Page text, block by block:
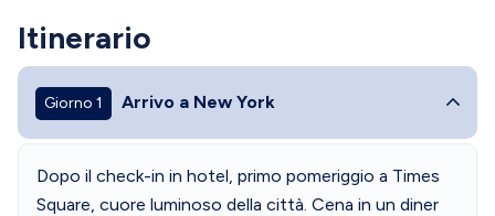
Itinerario
Giorno 1 Arrivo a New York
Dopo il check-in in hotel, primo pomeriggio a Times
Square, cuore luminoso della città. Cena in un diner